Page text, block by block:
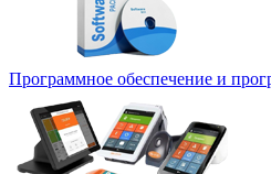
Программное обеспечение и